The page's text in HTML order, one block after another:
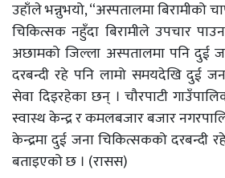
उहाँले भन्नुभयो, “अस्पतालमा बिरामीको
चिकित्सक नहुँदा बिरामीले उपचार
अछामको जिल्ला अस्पतालमा पनि दुई
दरबन्दी रहे पनि लामो समयदेखि दुई
सेवा दिइरहेका छन् । चौरपाटी
स्वास्थ केन्द्र र कमलबजार बजार
केन्द्रमा दुई जना चिकित्सकको दरबन्दी
बताइएको छ । (रासस)